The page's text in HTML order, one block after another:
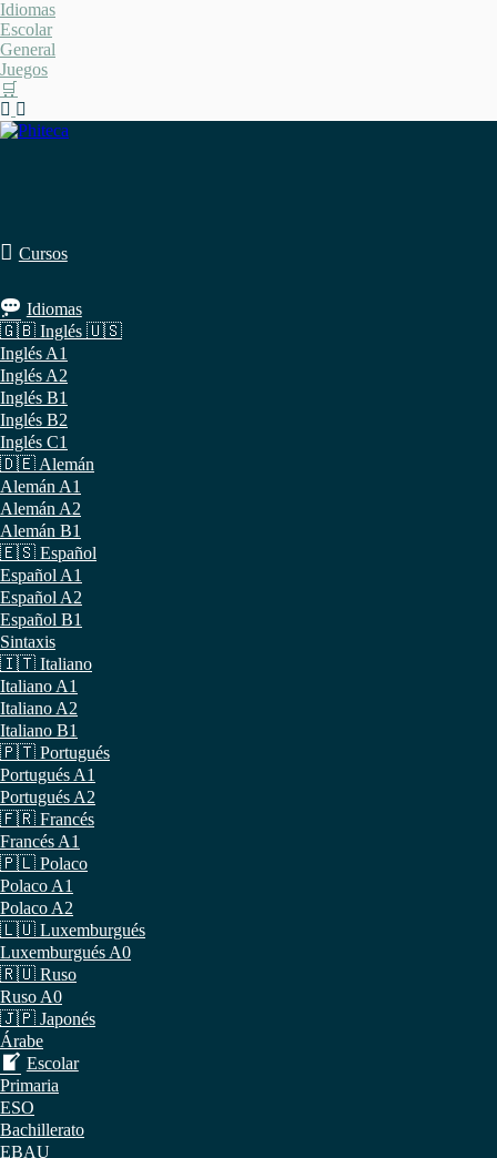
Saltar
al
contenido
Idiomas
Escolar
General
Juegos
🛒
Cursos
Idiomas
🇬🇧 Inglés 🇺🇸
Inglés A1
Inglés A2
Inglés B1
Inglés B2
Inglés C1
🇩🇪 Alemán
Alemán A1
Alemán A2
Alemán B1
🇪🇸 Español
Español A1
Español A2
Español B1
Sintaxis
🇮🇹 Italiano
Italiano A1
Italiano A2
Italiano B1
🇵🇹 Portugués
Portugués A1
Portugués A2
🇫🇷 Francés
Francés A1
🇵🇱 Polaco
Polaco A1
Polaco A2
🇱🇺 Luxemburgués
Luxemburgués A0
🇷🇺 Ruso
Ruso A0
🇯🇵 Japonés
Árabe
Escolar
Primaria
ESO
Bachillerato
EBAU